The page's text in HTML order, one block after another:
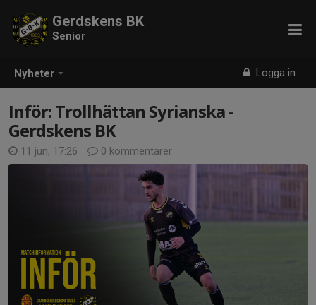
Nyheter Logga in
Gerdskens BK
Senior
Inför: Trollhättan Syrianska -
Gerdskens BK
11 jun, 17:26 0 kommentarer